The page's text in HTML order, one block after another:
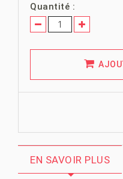
Quantité :
EN SAVOIR PLUS